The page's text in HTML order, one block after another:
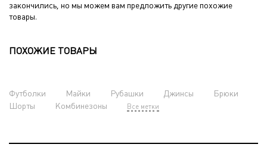
закончились, но мы можем вам предложить другие похожие
товары.
ПОХОЖИЕ ТОВАРЫ
Футболки Майки Рубашки Джинсы
Брюки
Шорты
Комбинезоны Все метки